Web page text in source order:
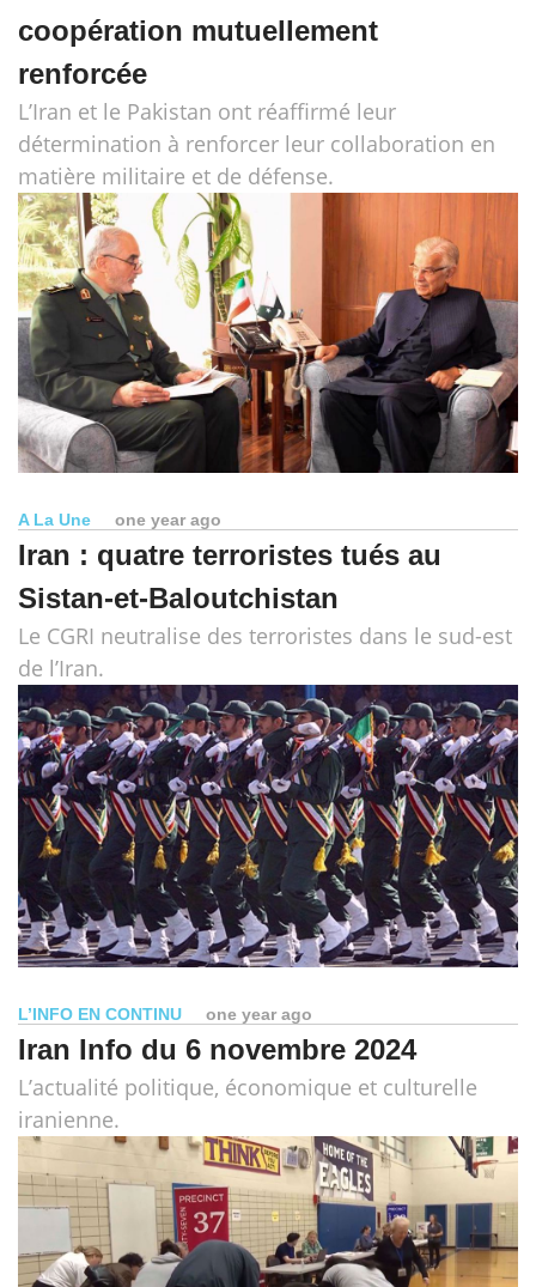
coopération mutuellement
renforcée
L’Iran et le Pakistan ont réaffirmé leur
détermination à renforcer leur collaboration en
matière militaire et de défense.
A La Une one year ago
Iran : quatre terroristes tués au
Sistan-et-Baloutchistan
Le CGRI neutralise des terroristes dans le sud-est
de l’Iran.
L’INFO EN CONTINU one year ago
Iran Info du 6 novembre 2024
L’actualité politique, économique et culturelle
iranienne.